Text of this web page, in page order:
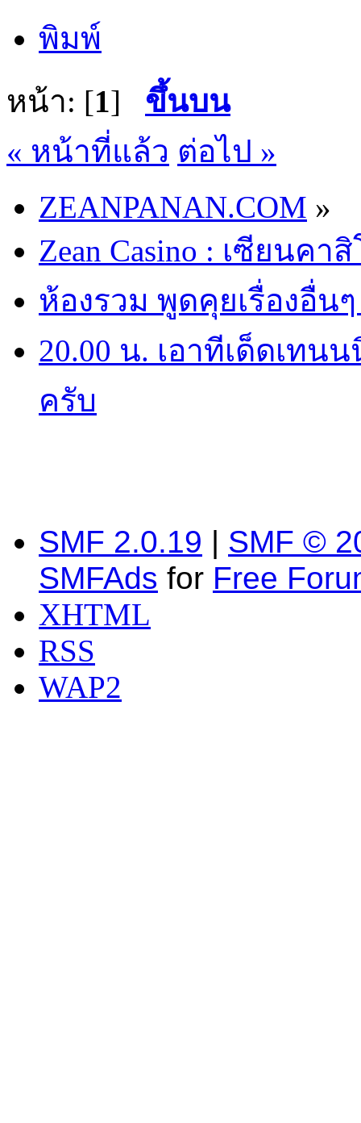
พิมพ์
หน้า: [1] ขึ้นบน
« หน้าที่แล้ว ต่อไป »
ZEANPANAN.COM »
Zean Casino : เซียนคา
ห้องรวม พูดคุยเรื่องอื่น
20.00 น. เอาทีเด็ดเทน
ครับ
SMF 2.0.19 | SMF ©
SMFAds for Free
XHTML
RSS
WAP2